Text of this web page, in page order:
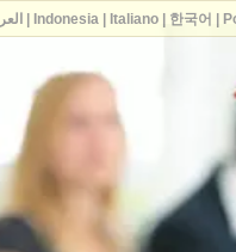
Indonesia| Italiano| 한국어